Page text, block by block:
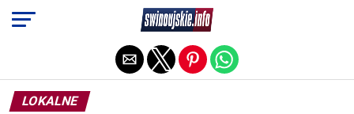
LOKALNE
Exit mobile version